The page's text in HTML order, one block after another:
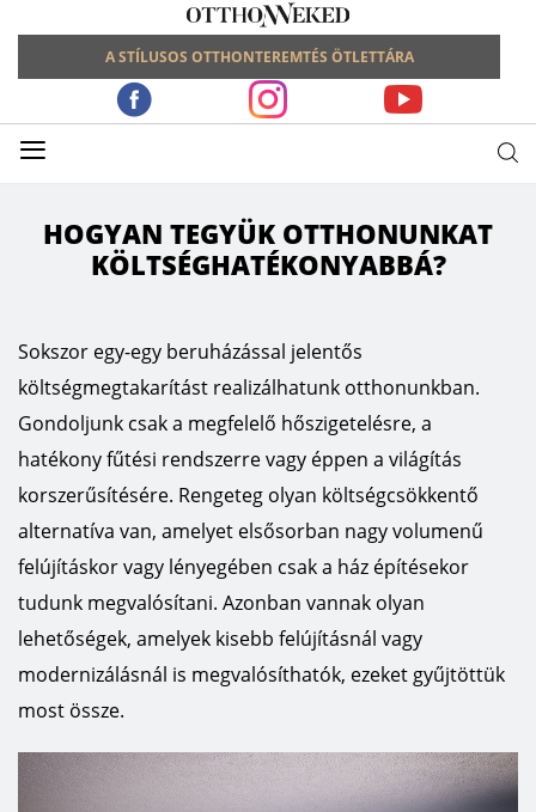
A STÍLUSOS OTTHONTEREMTÉS ÖTLETTÁRA
≡
HOGYAN TEGYÜK OTTHONUNKAT
KÖLTSÉGHATÉKONYABBÁ?
Sokszor egy-egy beruházással jelentős
költségmegtakarítást realizálhatunk otthonunkban.
Gondoljunk csak a megfelelő hőszigetelésre, a
hatékony fűtési rendszerre vagy éppen a világítás
korszerűsítésére. Rengeteg olyan költségcsökkentő
alternatíva van, amelyet elsősorban nagy volumenű
felújításkor vagy lényegében csak a ház építésekor
tudunk megvalósítani. Azonban vannak olyan
lehetőségek, amelyek kisebb felújításnál vagy
modernizálásnál is megvalósíthatók, ezeket gyűjtöttük
most össze.